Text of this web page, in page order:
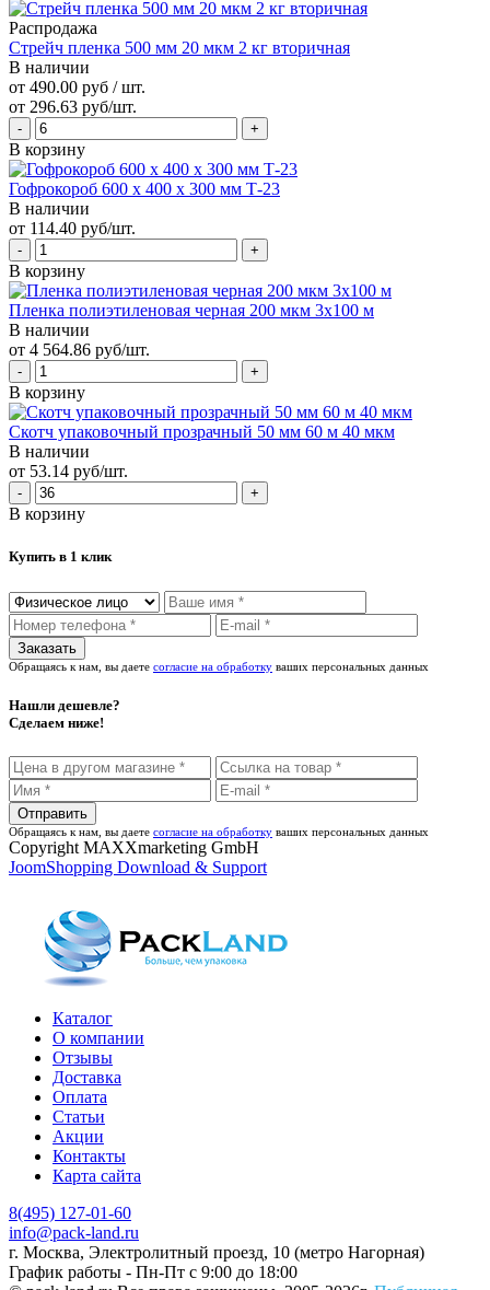
Распродажа
Стрейч пленка 500 мм 20 мкм 2 кг вторичная
В наличии
от 490.00 руб / шт.
от 296.63 руб/шт.
В корзину
Гофрокороб 600 х 400 х 300 мм Т-23
В наличии
от 114.40 руб/шт.
В корзину
Пленка полиэтиленовая черная 200 мкм 3х100 м
В наличии
от 4 564.86 руб/шт.
В корзину
Скотч упаковочный прозрачный 50 мм 60 м 40 мкм
В наличии
от 53.14 руб/шт.
В корзину
Купить в 1 клик
Обращаясь к нам, вы даете согласие на обработку ваших персональных данных
Нашли дешевле?
Сделаем ниже!
Обращаясь к нам, вы даете согласие на обработку ваших персональных данных
Copyright MAXXmarketing GmbH
JoomShopping Download & Support
Каталог
О компании
Отзывы
Доставка
Оплата
Статьи
Акции
Контакты
Карта сайта
8(495) 127-01-60
info@pack-land.ru
г. Москва, Электролитный проезд, 10 (метро Нагорная)
График работы - Пн-Пт с 9:00 до 18:00